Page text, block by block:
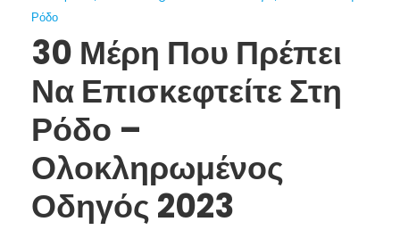
Ρόδο
30 Μέρη Που Πρέπει
Να Επισκεφτείτε Στη
Ρόδο –
Ολοκληρωμένος
Οδηγός 2023